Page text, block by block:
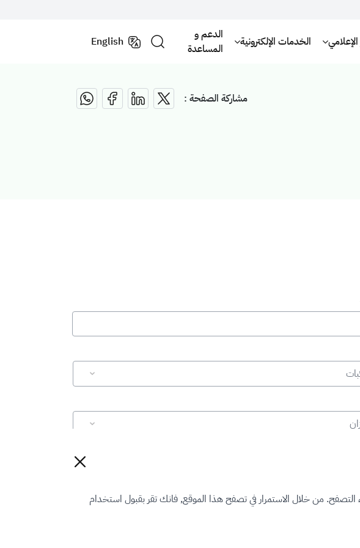
الإعلامي الخدمات الإلكترونية
الدعم و
المساعدة
English
مشاركة الصفحة :
إعادة تعيين
من خلال الاستمرار في تصفح هذا الموقع, فانك تقر بقبول استخدام